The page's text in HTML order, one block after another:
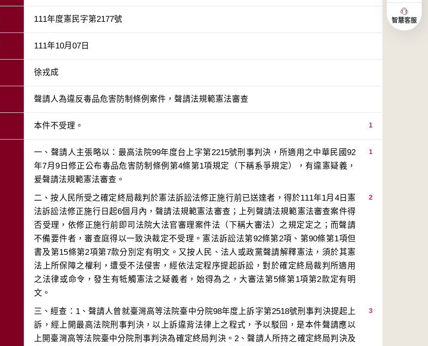
111年度憲民字第2177號
111年10月07日
徐戎成
聲請人為違反毒品危害防制條例案件，聲請法規範憲法審查
1
本件不受理。
1
一、聲請人主張略以：最高法院99年度台上字第2215號刑事判決，所適用之中華民國92
年7月9日修正公布毒品危害防制條例第4條第1項規定（下稱系爭規定），有違憲疑義，
2
二、按人民所受之確定終局裁判於憲法訴訟法修正施行前已送達者，得於111年1月4日憲
法訴訟法修正施行日起6個月內，聲請法規範憲法審查；上列聲請法規範憲法審查案件得
否受理，依修正施行前即司法院大法官審理案件法（下稱大審法）之規定定之；而聲請
不備要件者，審查庭得以一致決裁定不受理。憲法訴訟法第92條第2項、第90條第1項但
書及第15條第2項第7款分別定有明文。又按人民、法人或政黨聲請解釋憲法，須於其憲
法上所保障之權利，遭受不法侵害，經依法定程序提起訴訟，對於確定終局裁判所適用
之法律或命令，發生有牴觸憲法之疑義者，始得為之，大審法第5條第1項第2款定有明
3
三、經查：1、聲請人曾就臺灣高等法院臺中分院98年度上訴字第2518號刑事判決提起上
訴，經上開最高法院刑事判決，以上訴違背法律上之程式，予以駁回，是本件聲請應以
上開臺灣高等法院臺中分院刑事判決為確定終局判決。2、聲請人所持之確定終局判決及
智慧客服